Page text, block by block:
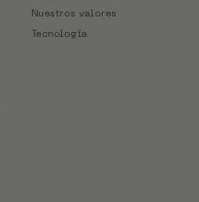
Nuestros valores
Tecnología